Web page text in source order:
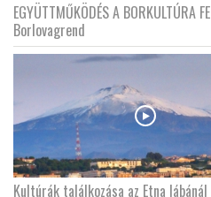
EGYÜTTMŰKÖDÉS A BORKULTÚRA
Borlovagrend
Kultúrák találkozása az Etna lábánál